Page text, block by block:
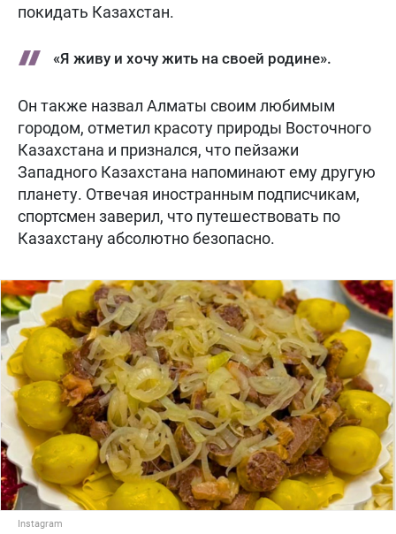
покидать Казахстан.
«Я живу и хочу жить на своей родине».
Он также назвал Алматы своим любимым
городом, отметил красоту природы Восточного
Казахстана и признался, что пейзажи
Западного Казахстана напоминают ему другую
планету. Отвечая иностранным подписчикам,
спортсмен заверил, что путешествовать по
Казахстану абсолютно безопасно.
Instagram